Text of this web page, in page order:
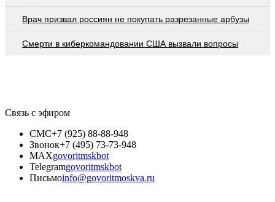
Врач призвал россиян не покупать разрезанные арбузы
Смерти в киберкомандовании США вызвали вопросы
Связь с эфиром
СМС+7 (925) 88-88-948
Звонок+7 (495) 73-73-948
MAXgovoritmskbot
Telegramgovoritmskbot
Письмоinfo@govoritmoskva.ru